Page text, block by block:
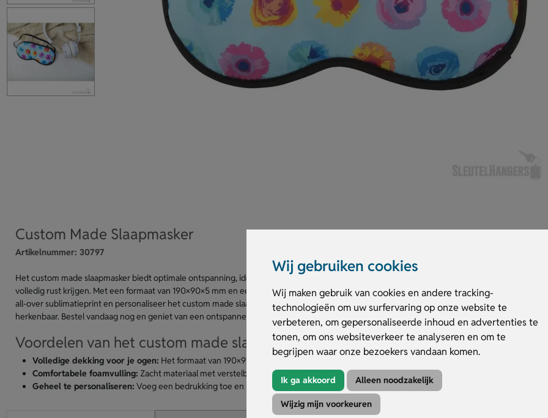
Wij gebruiken cookies
Wij maken gebruik van cookies en andere tracking-
technologieën om uw surfervaring op onze website te
verbeteren, om gepersonaliseerde inhoud en advertenties te
tonen, om ons websiteverkeer te analyseren en om te
begrijpen waar onze bezoekers vandaan komen.
Ik ga akkoord Alleen noodzakelijk
Wijzig mijn voorkeuren
Custom Made Slaapmasker
Artikelnummer: 30797
Het custom made slaapmasker biedt optimale ontspanning, ideaal voor onderweg. Het zachte polyester (140 g/m²) met foamvulling zorgt dat
volledig rust krijgen. Met een formaat van 190×90×5 mm en een verstelbare zwarte band ervaar je comfort tijdens elke reis. Laat je creativiteit
all-over sublimatieprint en personaliseer het custom made slaapmasker volledig naar wens. Voeg een bedrukking toe en maak jouw ontwerp
herkenbaar. Bestel vandaag nog en geniet van een ontspannen reis met jouw eigen design!
Voordelen van het custom made slaapmasker
Volledige dekking voor je ogen: Het formaat van 190×90×5 mm zorgt voor optimale ontspanning.
Comfortabele foamvulling: Zacht materiaal met verstelbare band garandeert prettig draagcomfort.
Geheel te personaliseren: Voeg een bedrukking toe en maak van je slaapmasker een opvallend ontwerp.